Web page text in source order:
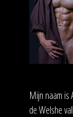
Mijn naam is
de Welshe